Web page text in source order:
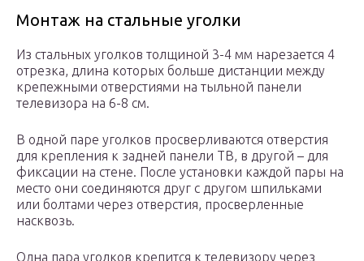
Монтаж на стальные уголки
Из стальных уголков толщиной 3-4 мм нарезается 4
отрезка, длина которых больше дистанции между
крепежными отверстиями на тыльной панели
телевизора на 6-8 см.
В одной паре уголков просверливаются отверстия
для крепления к задней панели ТВ, в другой – для
фиксации на стене. После установки каждой пары на
место они соединяются друг с другом шпильками
или болтами через отверстия, просверленные
насквозь.
Одна пара уголков крепится к телевизору через